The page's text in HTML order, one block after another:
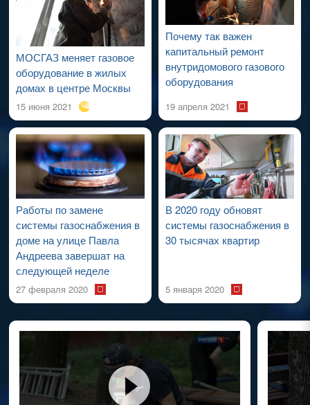
МОСГАЗ меняет газовое
оборудование в жилых
домах в центре Москвы
15 июня 2021
Почему так важен
капитальный ремонт
внутридомового газового
оборудования
19 апреля 2021
Работы по замене
системы газоснабжения в
доме на улице Павла
Андреева завершат на
следующей неделе
27 февраля 2020
В 2020 году обновят
системы газоснабжения в
30 тысячах квартир
5 января 2020